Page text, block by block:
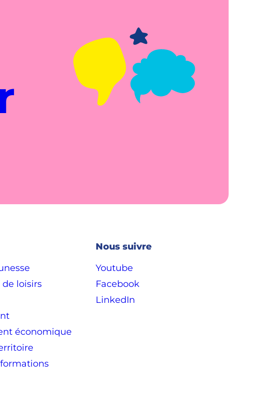
loisirs
économique
Nous suivre
Youtube
Facebook
LinkedIn